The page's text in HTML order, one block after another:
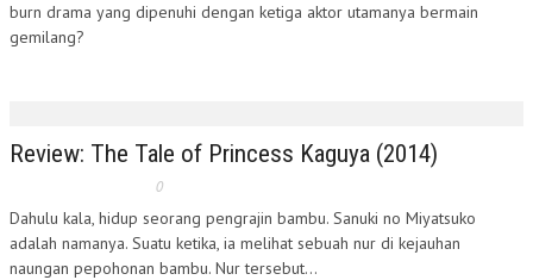
burn drama yang dipenuhi dengan ketiga aktor utamanya bermain
gemilang?
Review: The Tale of Princess Kaguya (2014)
0
Dahulu kala, hidup seorang pengrajin bambu. Sanuki no Miyatsuko
adalah namanya. Suatu ketika, ia melihat sebuah nur di kejauhan
naungan pepohonan bambu. Nur tersebut...